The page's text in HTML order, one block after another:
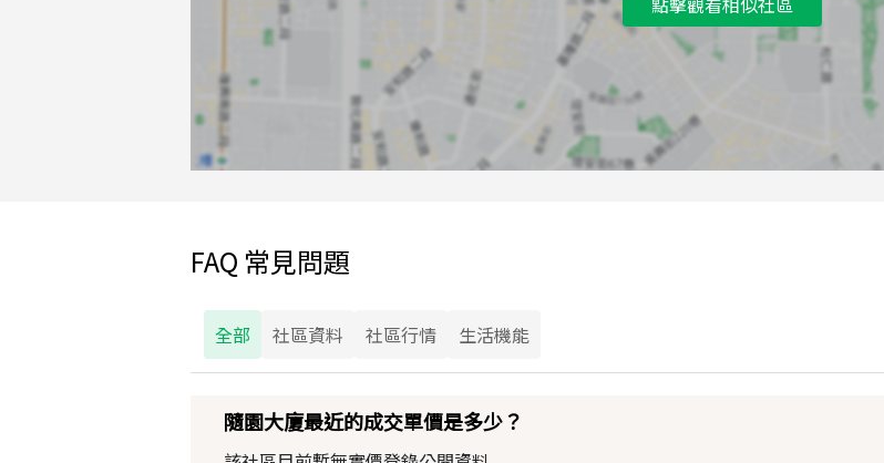
FAQ 常見問題
全部 社區資料 社區行情 生活機能
隨園大廈最近的成交單價是多少？